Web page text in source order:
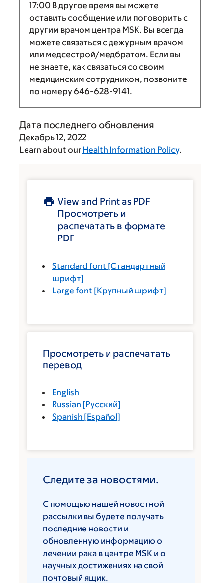
17:00 В другое время вы можете
оставить сообщение или поговорить с
другим врачом центра MSK. Вы всегда
можете связаться с дежурным врачом
или медсестрой/медбратом. Если вы
не знаете, как связаться со своим
медицинским сотрудником, позвоните
по номеру646-628-9141.
Дата последнего обновления
Декабрь 12, 2022
Learn about our Health Information Policy.
View and Print as PDF
Просмотреть и
распечатать в формате
PDF
Standard font [Стандартный
шрифт]
Large font [Крупный шрифт]
Просмотреть и распечатать
перевод
English
Russian [Русский]
Spanish [Español]
Следите за новостями.
С помощью нашей новостной
рассылки вы будете получать
последние новости и
обновленную информацию о
лечении рака в центре MSK и о
научных достижениях на свой
почтовый ящик.